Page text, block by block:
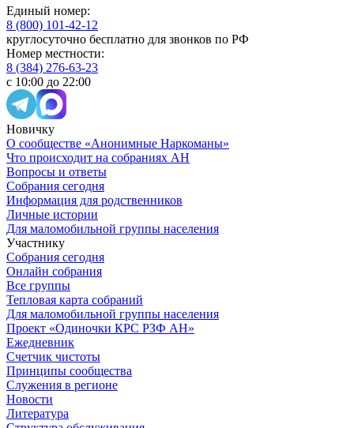
Единый номер:
8 (800) 101-42-12
круглосуточно бесплатно для звонков по РФ
Номер местности:
8 (384) 276-63-23
с 10:00 до 22:00
Новичку
О сообществе «Анонимные Наркоманы»
Что происходит на собраниях АН
Вопросы и ответы
Собрания сегодня
Информация для родственников
Личные истории
Для маломобильной группы населения
Участнику
Собрания сегодня
Онлайн собрания
Все группы
Тепловая карта собраний
Для маломобильной группы населения
Проект «Одиночки КРС РЗФ АН»
Ежедневник
Счетчик чистоты
Принципы сообщества
Служения в регионе
Новости
Литература